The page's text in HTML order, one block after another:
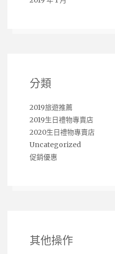
分類
2019旅遊推薦
2019生日禮物專賣店
2020生日禮物專賣店
Uncategorized
促銷優惠
其他操作